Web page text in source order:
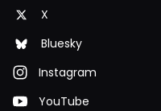
X
Bluesky
Instagram
YouTube